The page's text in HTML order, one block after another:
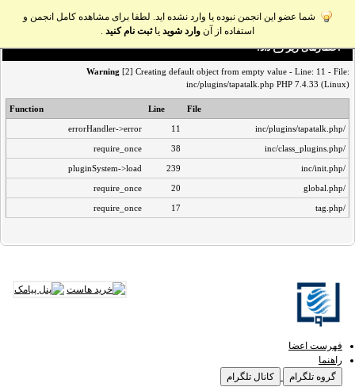
شما عضو این انجمن نبوده یا وارد نشده اید. لطفا برای مشاهده کامل انجمن و
استفاده از آن وارد شوید یاثبت نام کنید .
اخطار‌های زیر رخ داد:
Warning [2] Creating default object from empty value - Line: 11 - File:
inc/plugins/tapatalk.php PHP 7.4.33 (Linux)
File
Line
Function
/inc/plugins/tapatalk.php
11
errorHandler->error
/inc/class_plugins.php
38
require_once
/inc/init.php
239
pluginSystem->load
/global.php
20
require_once
/tag.php
17
require_once
فهرست اعضا
راهنما
گروه تلگرام
کانال تلگرام